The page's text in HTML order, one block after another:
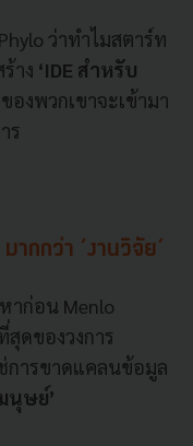
ว่าทำไมสตาร์ท
าง ‘IDE สำหรับ
องพวกเขาจะเข้ามา
ร
ากกว่า ‘งานวิจัย’
าก่อน Menlo
ดของวงการ
การขาดแคลนข้อมูล
นุษย์’